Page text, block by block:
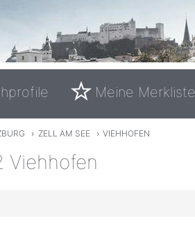
Meine Merkliste
› ZELL AM SEE › VIEHHOFEN
Viehhofen